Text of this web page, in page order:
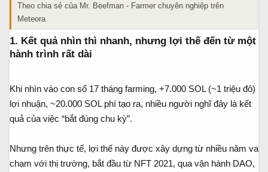
Theo chia sẻ của Mr. Beefman - Farmer chuyên nghiệp trên
Meteora
1. Kết quả nhìn thì nhanh, nhưng lợi thế đến từ một
hành trình rất dài​
Khi nhìn vào con số 17 tháng farming, +7.000 SOL (~1 triệu đô)
lợi nhuận, ~20.000 SOL phí tạo ra, nhiều người nghĩ đây là kết
quả của việc “bắt đúng chu kỳ”.
Nhưng trên thực tế, lợi thế này được xây dựng từ nhiều năm va
chạm với thị trường, bắt đầu từ NFT 2021, qua vận hành DAO,